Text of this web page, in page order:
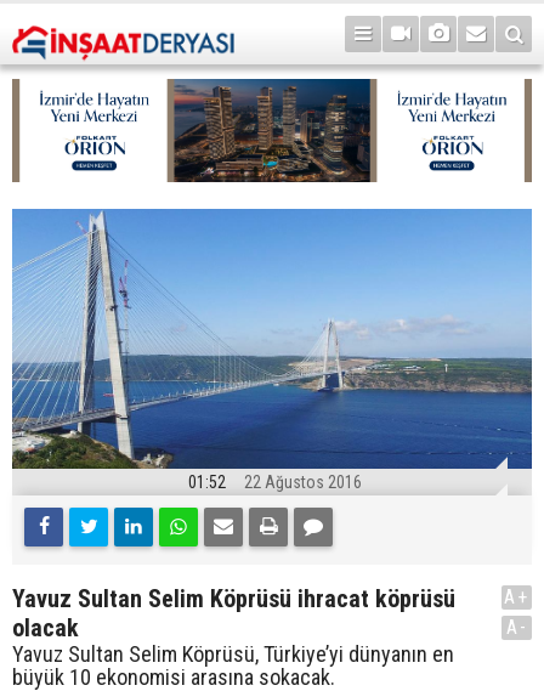
01:52 22 Ağustos 2016
Yavuz Sultan Selim Köprüsü ihracat köprüsü
olacak
Yavuz Sultan Selim Köprüsü, Türkiye’yi dünyanın en
büyük 10 ekonomisi arasına sokacak.
A+
A-